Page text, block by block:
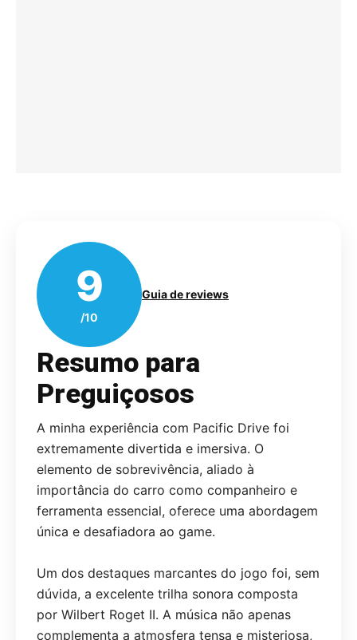
9
/10
Guia de reviews
Resumo para
Preguiçosos
A minha experiência com Pacific Drive foi
extremamente divertida e imersiva. O
elemento de sobrevivência, aliado à
importância do carro como companheiro e
ferramenta essencial, oferece uma abordagem
única e desafiadora ao game.
Um dos destaques marcantes do jogo foi, sem
dúvida, a excelente trilha sonora composta
por Wilbert Roget II. A música não apenas
complementa a atmosfera tensa e misteriosa,